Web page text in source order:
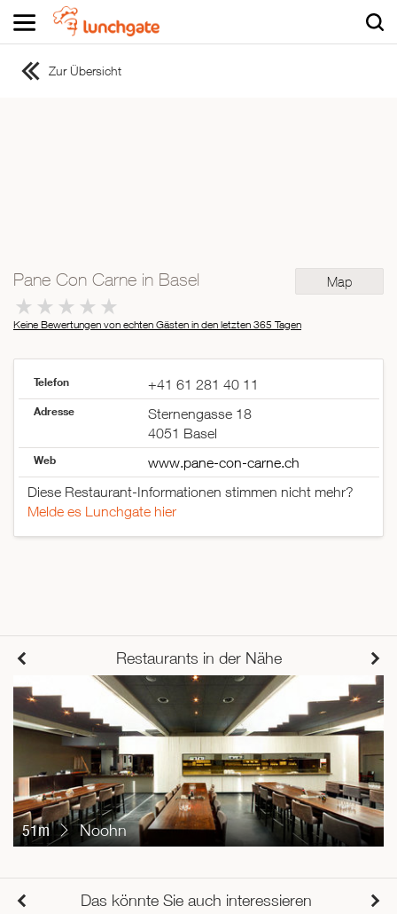
ZUR STARTSEITE
Mexikanisch
Spanisch
Zur Übersicht
Map
Pane Con Carne in Basel
Keine Bewertungen von echten Gästen in den letzten 365 Tagen
Telefon +41 61 281 40 11
Adresse
Sternengasse 18
4051 Basel
Web
www.pane-con-carne.ch
Diese Restaurant-Informationen stimmen nicht mehr?
Melde es Lunchgate hier
Restaurants in der Nähe
51m Noohn
Das könnte Sie auch interessieren